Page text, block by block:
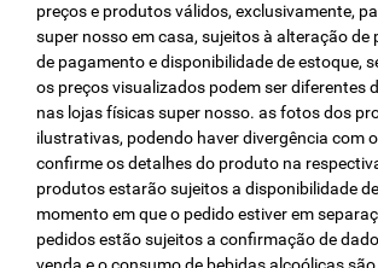
preços e produtos válidos, exclusivamente,
super nosso em casa, sujeitos à alteração de
de pagamento e disponibilidade de estoque,
os preços visualizados podem ser diferentes
nas lojas físicas super nosso. as fotos dos
ilustrativas, podendo haver divergência com
confirme os detalhes do produto na
produtos estarão sujeitos a disponibilidade
momento em que o pedido estiver em
pedidos estão sujeitos a confirmação de